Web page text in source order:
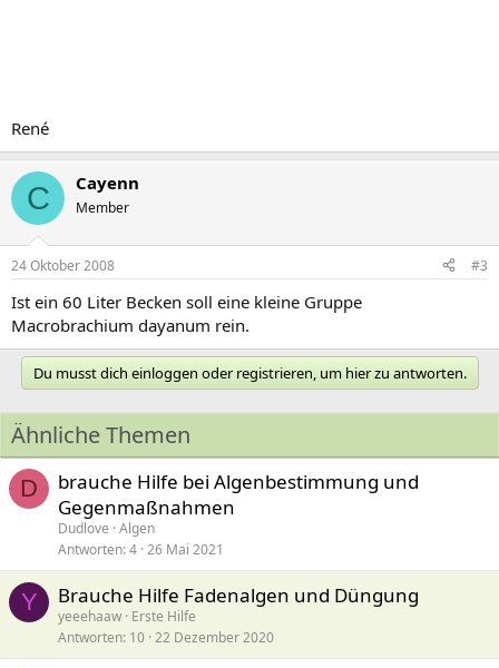
René
C Cayenn
Member
24 Oktober 2008 #3
Ist ein 60 Liter Becken soll eine kleine Gruppe
Macrobrachium dayanum rein.
Du musst dich einloggen oder registrieren, um hier zu antworten.
Ähnliche Themen
D
brauche Hilfe bei Algenbestimmung und
Gegenmaßnahmen
Dudlove Algen
Antworten 4 26 Mai 2021
Y Brauche Hilfe Fadenalgen und Düngung
yeeehaaw Erste Hilfe
Antworten 10 22 Dezember 2020